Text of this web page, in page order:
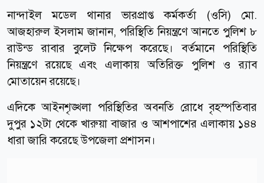
নান্দাইল মডেল থানার ভারপ্রাপ্ত কর্মকর্তা (ওসি) মো.
আজহারুল ইসলাম জানান, পরিস্থিতি নিয়ন্ত্রণে আনতে পুলিশ ৮
রাউন্ড রাবার বুলেট নিক্ষেপ করেছে। বর্তমানে পরিস্থিতি
নিয়ন্ত্রণে রয়েছে এবং এলাকায় অতিরিক্ত পুলিশ ও র‍্যাব
মোতায়েন রয়েছে।
এদিকে আইনশৃঙ্খলা পরিস্থিতির অবনতি রোধে বৃহস্পতিবার
দুপুর ১২টা থেকে খারুয়া বাজার ও আশপাশের এলাকায় ১৪৪
ধারা জারি করেছে উপজেলা প্রশাসন।